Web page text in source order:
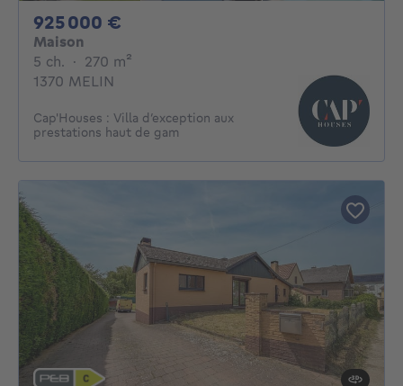
925 000 €
Maison
5 ch. 5 chambres
· 270 m²
1370 MELIN
Cap'Houses : Villa d’exception aux
prestations haut de gam